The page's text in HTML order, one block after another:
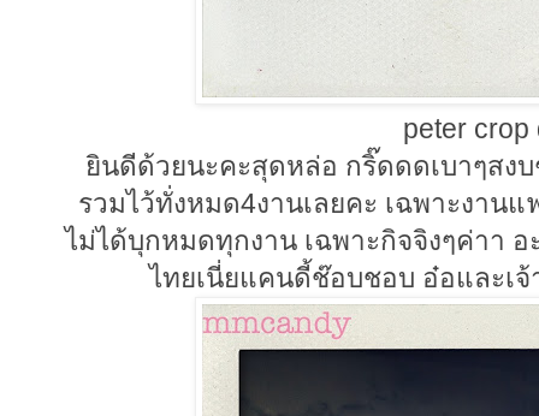
peter crop
ยินดีด้วยนะคะสุดหล่อ กริ๊ดดดเบาๆสง
รวมไว้ทั่งหมด4งานเลยคะ เฉพาะงาน
ไม่ได้บุกหมดทุกงาน เฉพาะกิจจิงๆค่าา
ไทยเนี่ยแคนดี้ช๊อบชอบ อ๋อและเจ้